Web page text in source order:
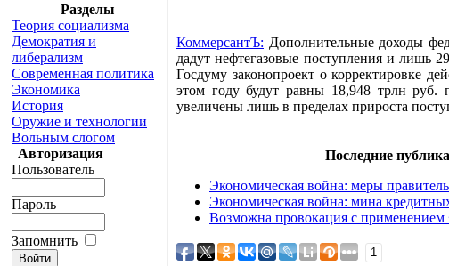
Разделы
Теория социализма
Демократия и
либерализм
Современная политика
Экономика
История
Оружие и технологии
Вольным слогом
Авторизация
Пользователь
Пароль
Запомнить
КоммерсантЪ: Дополнительные доходы
дадут нефтегазовые поступления и лишь
Госдуму законопроект о корректировке
этом году будут равны 18,948 трлн руб.
увеличены лишь в пределах прироста
Последние
Экономическая война: меры
Экономическая война: мина
Возможна провокация с применением
1